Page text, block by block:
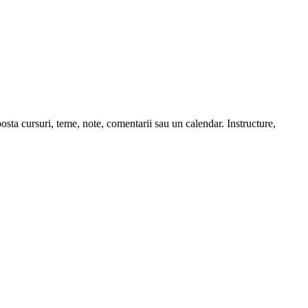
cursuri, teme, note, comentarii sau un calendar. Instructure,